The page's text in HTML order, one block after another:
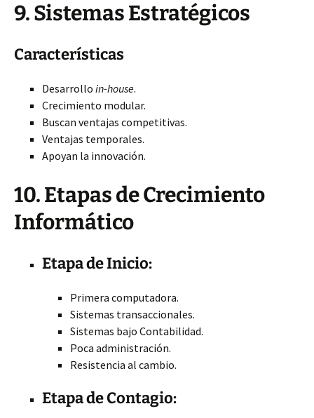
9. Sistemas Estratégicos
Características
Desarrollo in-house.
Crecimiento modular.
Buscan ventajas competitivas.
Ventajas temporales.
Apoyan la innovación.
10. Etapas de Crecimiento
Informático
Etapa de Inicio:
Primera computadora.
Sistemas transaccionales.
Sistemas bajo Contabilidad.
Poca administración.
Resistencia al cambio.
Etapa de Contagio: